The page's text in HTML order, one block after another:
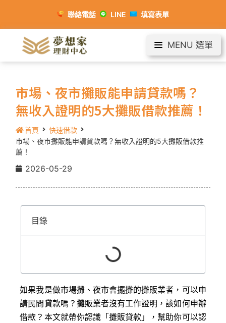
聯絡電話 LINE 填寫表單
MENU 選單
市場、夜市攤販能申請貸款嗎？
無收入證明的5大攤販借款推薦！
首頁
快速借款
市場、夜市攤販能申請貸款嗎？無收入證明的5大攤販借款推
薦！
2026-05-29
目錄
如果我是做市場攤、夜市會擺攤的攤販業者，可以申
請民間貸款嗎？攤販業者沒有工作證明，該如何申辦
借款？本文就帶你認識「攤販貸款」，幫助你可以認